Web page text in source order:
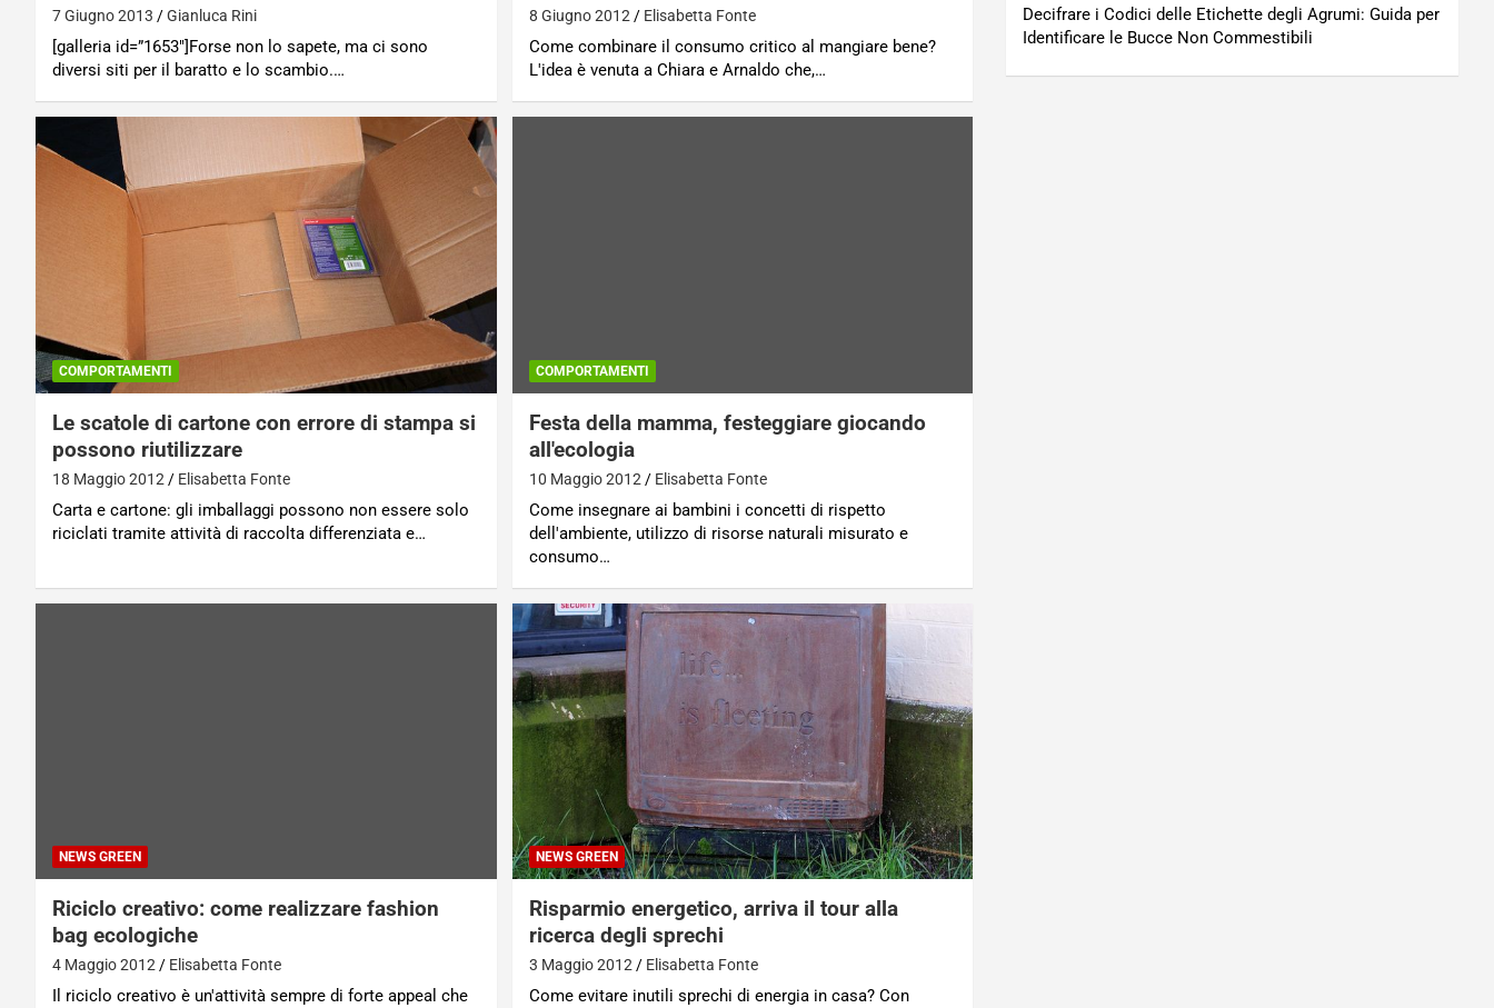
7 Giugno 2013 Gianluca Rini
[galleria id=”1653″]Forse non lo sapete, ma ci sono
diversi siti per il baratto e lo scambio.…
8 Giugno 2012 Elisabetta Fonte
Come combinare il consumo critico al mangiare bene?
L'idea è venuta a Chiara e Arnaldo che,…
COMPORTAMENTI
Le scatole di cartone con errore di stampa si
possono riutilizzare
18 Maggio 2012 Elisabetta Fonte
Carta e cartone: gli imballaggi possono non essere solo
riciclati tramite attività di raccolta differenziata e…
COMPORTAMENTI
Festa della mamma, festeggiare giocando
all'ecologia
10 Maggio 2012 Elisabetta Fonte
Come insegnare ai bambini i concetti di rispetto
dell'ambiente, utilizzo di risorse naturali misurato e
consumo…
NEWS GREEN
Riciclo creativo: come realizzare fashion
bag ecologiche
4 Maggio 2012 Elisabetta Fonte
Il riciclo creativo è un'attività sempre di forte appeal che
NEWS GREEN
Risparmio energetico, arriva il tour alla
ricerca degli sprechi
3 Maggio 2012 Elisabetta Fonte
Come evitare inutili sprechi di energia in casa? Con
Decifrare i Codici delle Etichette degli Agrumi: Guida per
Identificare le Bucce Non Commestibili